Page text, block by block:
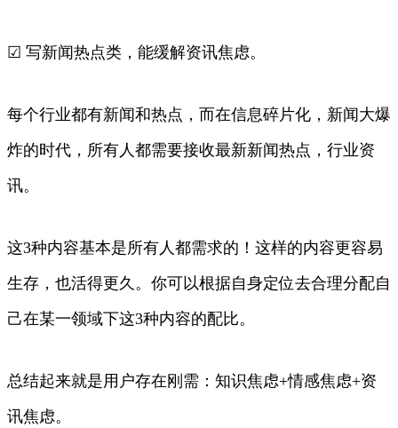
☑ 写新闻热点类，能缓解资讯焦虑。
每个行业都有新闻和热点，而在信息碎片化，新闻大爆
炸的时代，所有人都需要接收最新新闻热点，行业资
讯。
这3种内容基本是所有人都需求的！这样的内容更容易
生存，也活得更久。你可以根据自身定位去合理分配自
己在某一领域下这3种内容的配比。
总结起来就是用户存在刚需：知识焦虑+情感焦虑+资
讯焦虑。